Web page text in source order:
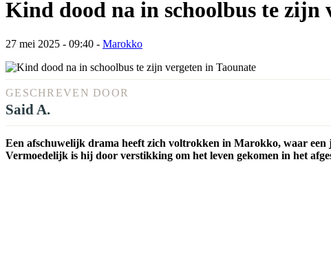
Kind dood na in schoolbus te zijn
27 mei 2025 - 09:40 - Marokko
GESCHREVEN DOOR
Said A.
Een afschuwelijk drama heeft zich voltrokken in Marokko, waar een
Vermoedelijk is hij door verstikking om het leven gekomen in het